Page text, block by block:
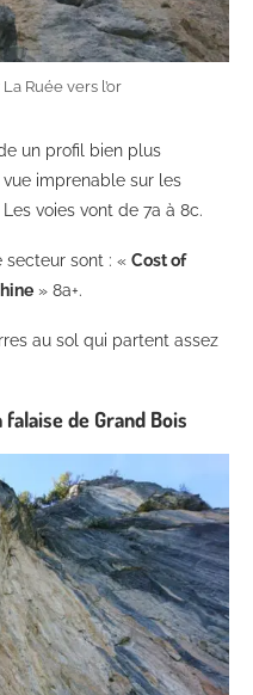
Ruée vers l’or
un profil bien plus
imprenable sur les
voies vont de 7a à 8c.
secteur sont : « Cost of
» 8a+.
au sol qui partent assez
de Grand Bois